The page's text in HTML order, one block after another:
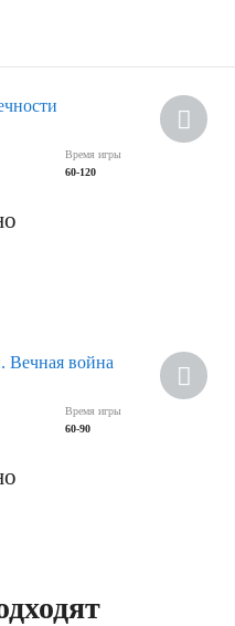
Время игры
60-120
Время игры
60-90